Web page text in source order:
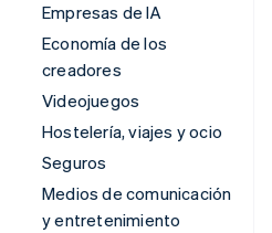
Empresas de IA
Economía de los
creadores
Videojuegos
Hostelería, viajes y ocio
Seguros
Medios de comunicación
y entretenimiento